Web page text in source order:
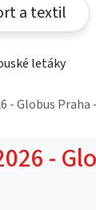
a textil
letáky
- Globus
-